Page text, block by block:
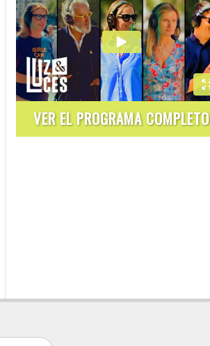
VER EL PROGRAMA COMPLETO